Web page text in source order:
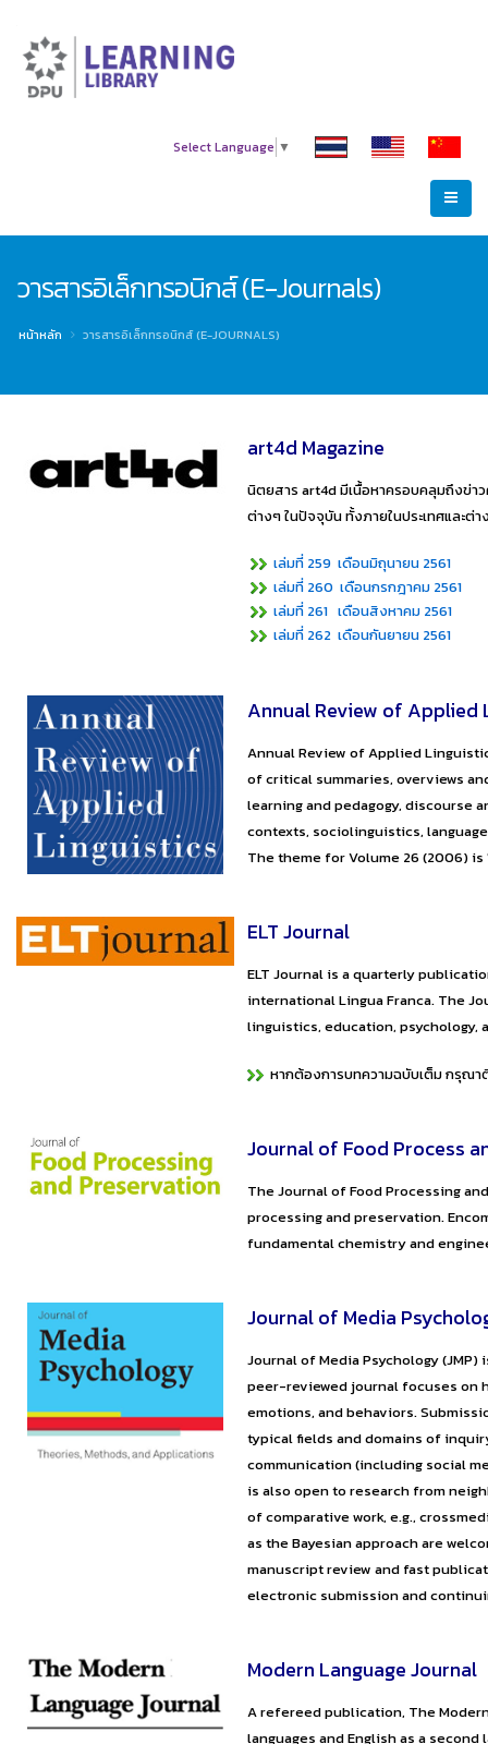
Select Language ▼
วารสารอิเล็กทรอนิกส์ (E-Journals)
หน้าหลัก วารสารอิเล็กทรอนิกส์ (E-JOURNALS)
art4d Magazine
นิตยสาร art4d มีเนื้อหาครอบคลุมถึงข่า
ต่างๆ ในปัจจุบัน ทั้งภายในประเทศและต่
เล่มที่ 259 เดือนมิถุนายน 2561
เล่มที่ 260 เดือนกรกฎาคม 2561
เล่มที่ 261 เดือนสิงหาคม 2561
เล่มที่ 262 เดือนกันยายน 2561
Annual Review of Applied
Annual Review of Applied
of critical summaries, overviews
learning and pedagogy, discourse
contexts, sociolinguistics,
The theme for Volume 26 (2006)
ELT Journal
ELT Journal is a quarterly
international Lingua Franca. The
linguistics, education, psychology,
หากต้องการบทความฉบับเต็ม กรุณ
Journal of Food Process
The Journal of Food Processing
processing and preservation.
fundamental chemistry and
Journal of Media
Journal of Media Psychology
peer-reviewed journal focuses on
emotions, and behaviors.
typical fields and domains of
communication (including social
is also open to research from
of comparative work, e.g.,
as the Bayesian approach are
manuscript review and fast
electronic submission and
Modern Language Journal
A refereed publication, The
languages and English as a